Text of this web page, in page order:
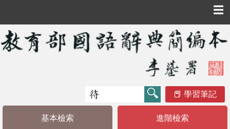
☰
學習筆記
基本檢索 進階檢索